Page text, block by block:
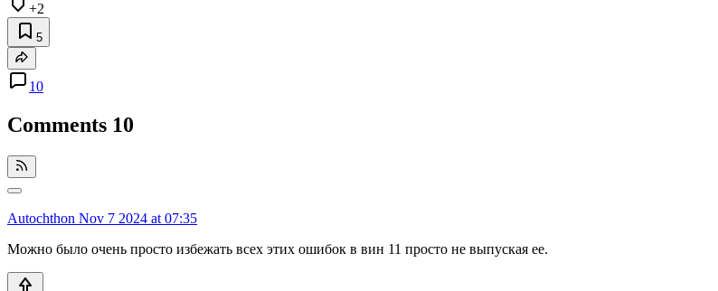
+2
5
10
Comments 10
Autochthon Nov 7 2024 at 07:35
Можно было очень просто избежать всех этих ошибок в вин 11 просто не выпуская ее.